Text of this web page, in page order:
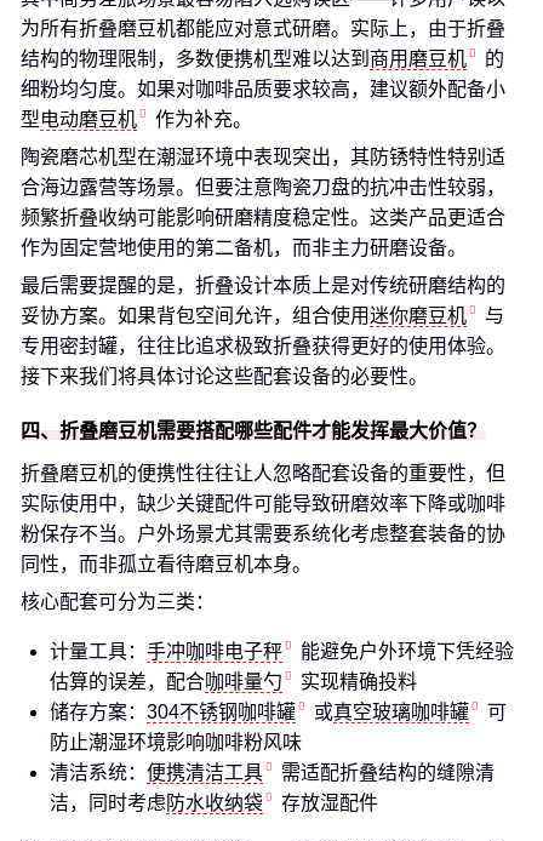
为所有折叠磨豆机都能应对意式研磨。实际上，由于折叠
结构的物理限制，多数便携机型难以达到 商用磨豆机
的
细粉均匀度。如果对咖啡品质要求较高，建议额外配备小
型电动磨豆机
作为补充。
陶瓷磨芯机型在潮湿环境中表现突出，其防锈特性特别适
合海边露营等场景。但要注意陶瓷刀盘的抗冲击性较弱，
频繁折叠收纳可能影响研磨精度稳定性。这类产品更适合
作为固定营地使用的第二备机，而非主力研磨设备。
最后需要提醒的是，折叠设计本质上是对传统研磨结构的
妥协方案。如果背包空间允许，组合使用迷你磨豆机
与
专用密封罐，往往比追求极致折叠获得更好的使用体验。
接下来我们将具体讨论这些配套设备的必要性。
四、折叠磨豆机需要搭配哪些配件才能发挥最大价值？
折叠磨豆机的便携性往往让人忽略配套设备的重要性，但
实际使用中，缺少关键配件可能导致研磨效率下降或咖啡
粉保存不当。户外场景尤其需要系统化考虑整套装备的协
同性，而非孤立看待磨豆机本身。
核心配套可分为三类：
计量工具： 手冲咖啡电子秤
能避免户外环境下凭经验
估算的误差，配合咖啡量勺
实现精确投料
储存方案： 304不锈钢咖啡罐 或真空玻璃咖啡罐
可
防止潮湿环境影响咖啡粉风味
清洁系统： 便携清洁工具
需适配折叠结构的缝隙清
洁，同时考虑 防水收纳袋 存放湿配件